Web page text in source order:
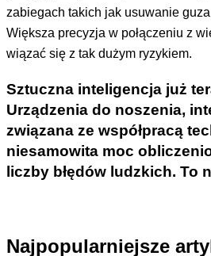
zabiegach takich jak usuwanie
Większa precyzja w połączeniu z
wiązać się z tak dużym ryzykiem.
Sztuczna inteligencja już
Urządzenia do noszenia,
związana ze współpracą
niesamowita moc
liczby błędów ludzkich. To
Najpopularniejsze